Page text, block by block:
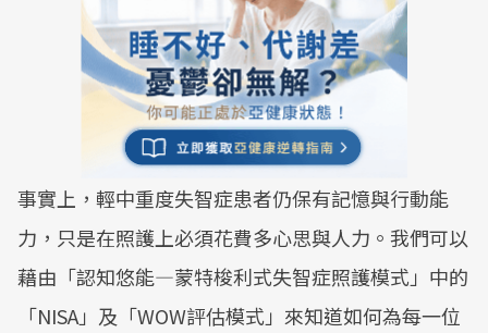
事實上，輕中重度失智症患者仍保有記憶與行動能
力，只是在照護上必須花費多心思與人力。我們可以
藉由「認知悠能—蒙特梭利式失智症照護模式」中的
「NISA」及「WOW評估模式」來知道如何為每一位